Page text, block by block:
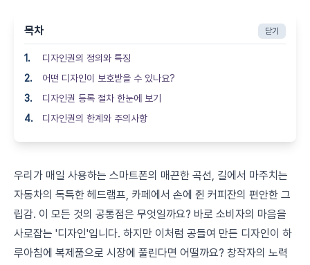
목차 닫기
디자인권의 정의와 특징
어떤 디자인이 보호받을 수 있나요?
디자인권 등록 절차 한눈에 보기
디자인권의 한계와 주의사항
우리가 매일 사용하는 스마트폰의 매끈한 곡선, 길에서 마주치는
자동차의 독특한 헤드램프, 카페에서 손에 쥔 커피잔의 편안한 그
립감. 이 모든 것의 공통점은 무엇일까요? 바로 소비자의 마음을
사로잡는 '디자인'입니다. 하지만 이처럼 공들여 만든 디자인이 하
루아침에 복제품으로 시장에 풀린다면 어떨까요? 창작자의 노력